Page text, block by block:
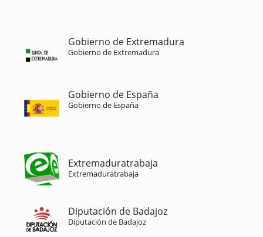
Gobierno de Extremadura
Gobierno de Extremadura
Gobierno de España
Gobierno de España
Extremaduratrabaja
Extremaduratrabaja
Diputación de Badajoz
Diputación de Badajoz